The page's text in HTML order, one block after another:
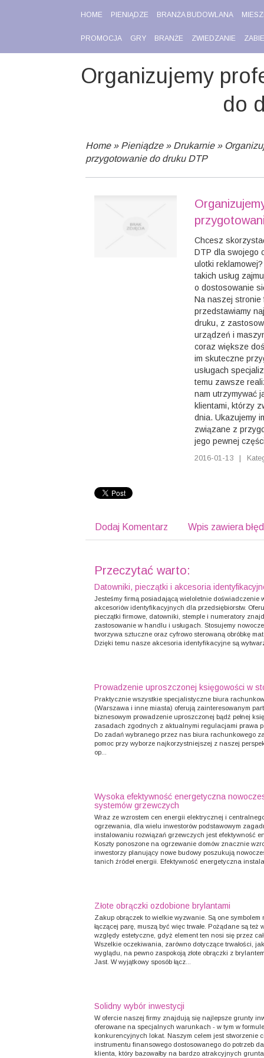
HOME PIENIĄDZE BRANŻA BUDOWLANA
PROMOCJA GRY BRANŻE ZWIEDZANIE
Organizujemy
do
Home» Pieniądze» Drukarnie»
przygotowanie do druku DTP
Chcesz
DTP dla swojego
ulotki
takich usług
o dostosowanie
Na naszej stronie
przedstawiamy
druku, z
urządzeń i
coraz większe
im skuteczne
usługach
temu zawsze
nam utrzymywać
klientami, którzy
dnia. Ukazujemy
związane z
jego pewnej
2016-01-13 |
Dodaj Komentarz Wpis zawiera
Przeczytać warto:
Datowniki, pieczątki i akcesoria
Jesteśmy firmą posiadającą wieloletnie doświadczenie
akcesoriów identyfikacyjnych dla przedsiębiorstw.
pieczątki firmowe, datowniki, stemple i numeratory
zastosowanie w handlu i usługach. Stosujemy
tworzywa sztuczne oraz cyfrowo sterowaną obróbkę
Dzięki temu nasze akcesoria identyfikacyjne są
Prowadzenie uproszczonej księgowości w
Praktycznie wszystkie specjalistyczne biura
(Warszawa i inne miasta) oferują zainteresowanym
biznesowym prowadzenie uproszczonej bądź pełnej
zasadach zgodnych z aktualnymi regulacjami prawa
Do zadań wybranego przez nas biura rachunkowego
pomoc przy wyborze najkorzystniejszej z naszej
op...
Wysoka efektywność energetyczna
systemów grzewczych
Wraz ze wzrostem cen energii elektrycznej i
ogrzewania, dla wielu inwestorów podstawowym
instalowaniu rozwiązań grzewczych jest efektywność
Koszty ponoszone na ogrzewanie domów znacznie
inwestorzy planujący nowe budowy poszukują
tanich źródeł energii. Efektywność energetyczna
Złote obrączki ozdobione brylantami
Zakup obrączek to wielkie wyzwanie. Są one symbolem
łączącej parę, muszą być więc trwałe. Pożądane są też
względy estetyczne, gdyż element ten nosi się przez
Wszelkie oczekiwania, zarówno dotyczące trwałości,
wyglądu, na pewno zaspokoją złote obrączki z
Jast. W wyjątkowy sposób łącz...
Solidny wybór inwestycji
W ofercie naszej firmy znajdują się najlepsze grunty
oferowane na specjalnych warunkach - w tym w
konkurencyjnych lokat. Naszym celem jest stworzenie
instrumentu finansowego dostosowanego do potrzeb
klienta, który bazowałby na bardzo atrakcyjnych